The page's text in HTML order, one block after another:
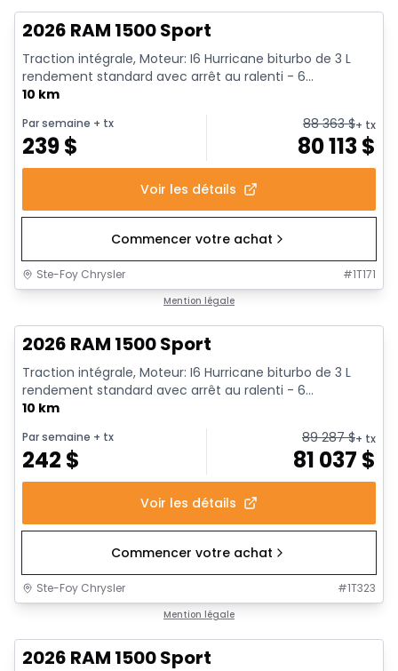
2026 RAM 1500 Sport
Traction intégrale, Moteur: I6 Hurricane biturbo de 3 L
rendement standard avec arrêt au ralenti - 6...
10 km
Par semaine + tx
239$
88 363$+ tx
80 113$
Voir les détails
Commencer votre achat
Ste-Foy Chrysler #1T171
Mention légale
2026 RAM 1500 Sport
Traction intégrale, Moteur: I6 Hurricane biturbo de 3 L
rendement standard avec arrêt au ralenti - 6...
10 km
Par semaine + tx
242 $
89 287$+ tx
81 037 $
Voir les détails
Commencer votre achat
Ste-Foy Chrysler #1T323
Mention légale
2026 RAM 1500 Sport